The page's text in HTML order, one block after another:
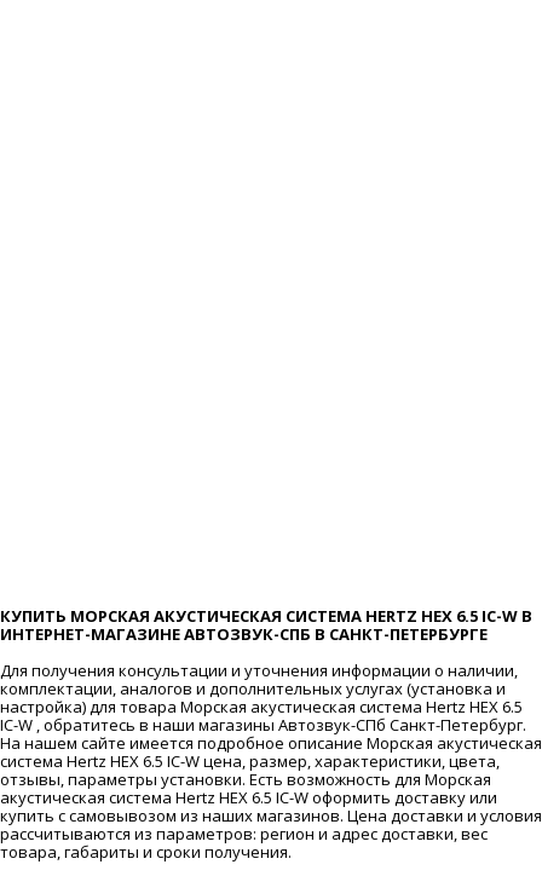
КУПИТЬ МОРСКАЯ АКУСТИЧЕСКАЯ СИСТЕМА HERTZ HEX 6.5 IC-W В
ИНТЕРНЕТ-МАГАЗИНЕ АВТОЗВУК-СПБ В САНКТ-ПЕТЕРБУРГЕ
Для получения консультации и уточнения информации о наличии,
комплектации, аналогов и дополнительных услугах (установка и
настройка) для товара Морская акустическая система Hertz HEX 6.5
IC-W , обратитесь в наши магазины Автозвук-СПб Санкт-Петербург.
На нашем сайте имеется подробное описание Морская акустическая
система Hertz HEX 6.5 IC-W цена, размер, характеристики, цвета,
отзывы, параметры установки. Есть возможность для Морская
акустическая система Hertz HEX 6.5 IC-W оформить доставку или
купить с самовывозом из наших магазинов. Цена доставки и условия
рассчитываются из параметров: регион и адрес доставки, вес
товара, габариты и сроки получения.